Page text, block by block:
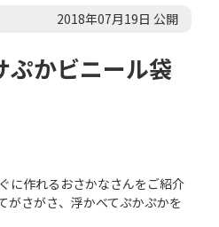
2018年07月19日 公開
ぷかビニール袋
に作れるおさかなさんをご紹介
がさがさ、浮かべてぷかぷかを